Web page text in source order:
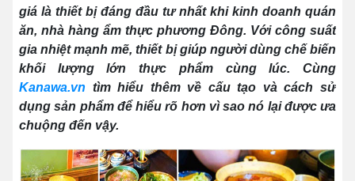
giá là thiết bị đáng đầu tư nhất khi kinh doanh quán
ăn, nhà hàng ẩm thực phương Đông. Với công suất
gia nhiệt mạnh mẽ, thiết bị giúp người dùng chế biến
khối lượng lớn thực phẩm cùng lúc. Cùng
Kanawa.vn tìm hiểu thêm về cấu tạo và cách sử
dụng sản phẩm để hiểu rõ hơn vì sao nó lại được ưa
chuộng đến vậy.